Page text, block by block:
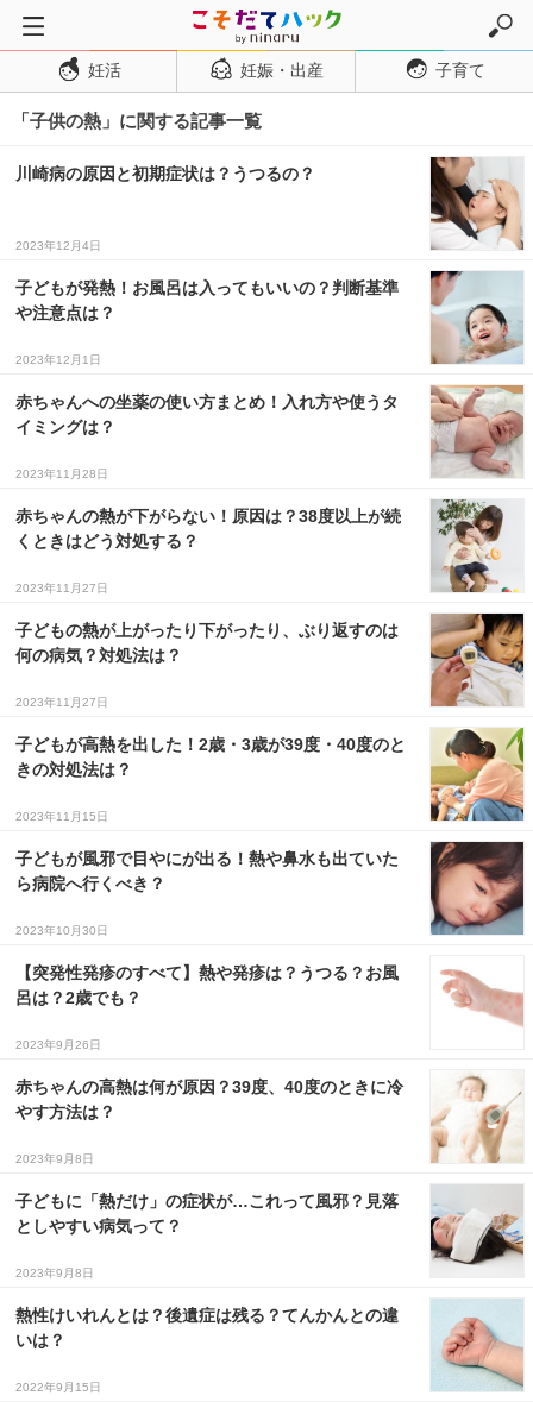
トップページ
妊活
妊娠・出産
妊娠初期
妊娠中期
妊娠後期
出産
子育て・育児
２歳児
妊活 妊娠・出産 子育て
「子供の熱」に関する記事一覧
川崎病の原因と初期症状は？うつるの？
2023年12月4日
子どもが発熱！お風呂は入ってもいいの？判断基準
や注意点は？
2023年12月1日
赤ちゃんへの坐薬の使い方まとめ！入れ方や使うタ
イミングは？
2023年11月28日
赤ちゃんの熱が下がらない！原因は？38度以上が続
くときはどう対処する？
2023年11月27日
子どもの熱が上がったり下がったり、ぶり返すのは
何の病気？対処法は？
2023年11月27日
子どもが高熱を出した！2歳・3歳が39度・40度のと
きの対処法は？
2023年11月15日
子どもが風邪で目やにが出る！熱や鼻水も出ていた
ら病院へ行くべき？
2023年10月30日
【突発性発疹のすべて】熱や発疹は？うつる？お風
呂は？2歳でも？
2023年9月26日
赤ちゃんの高熱は何が原因？39度、40度のときに冷
やす方法は？
2023年9月8日
子どもに「熱だけ」の症状が…これって風邪？見落
としやすい病気って？
2023年9月8日
熱性けいれんとは？後遺症は残る？てんかんとの違
いは？
2022年9月15日